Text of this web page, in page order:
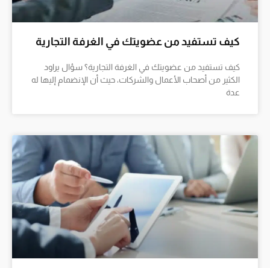
كيف تستفيد من عضويتك في الغرفة التجارية
كيف تستفيد من عضويتك في الغرفة التجارية؟ سؤال يراود
الكثير من أصحاب الأعمال والشركات، حيث أن الإنضمام إليها له
عدة